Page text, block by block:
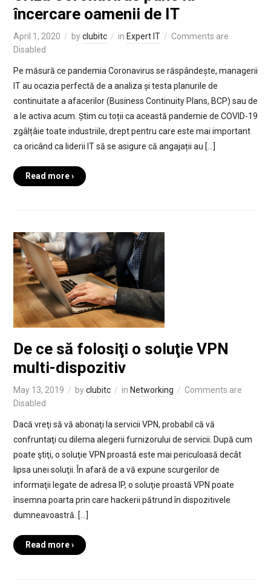
încercare oamenii de IT
April 1, 2020 byclubitc in Expert IT
Comments are
Disabled
Pe măsură ce pandemia Coronavirus se răspândește, managerii
IT au ocazia perfectă de a analiza și testa planurile de
continuitate a afacerilor (Business Continuity Plans, BCP) sau de
a le activa acum. Știm cu toții ca această pandemie de COVID-19
zgâlțâie toate industriile, drept pentru care este mai important
ca oricând ca liderii IT să se asigure că angajații au […]
Read more ›
De ce să folosiţi o soluţie VPN
multi-dispozitiv
May 13, 2019 byclubitc in Networking
Comments are
Disabled
Dacă vreţi să vă abonaţi la servicii VPN, probabil că vă
confruntaţi cu dilema alegerii furnizorului de servicii. După cum
poate ştiţi, o soluţie VPN proastă este mai periculoasă decât
lipsa unei soluţii. În afară de a vă expune scurgerilor de
informaţii legate de adresa IP, o soluţie proastă VPN poate
însemna poarta prin care hackerii pătrund în dispozitivele
dumneavoastră. […]
Read more ›